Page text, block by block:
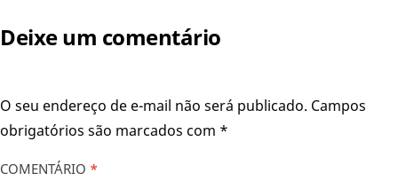
Deixe um comentário
O seu endereço de e-mail não será publicado. Campos
obrigatórios são marcados com *
COMENTÁRIO *